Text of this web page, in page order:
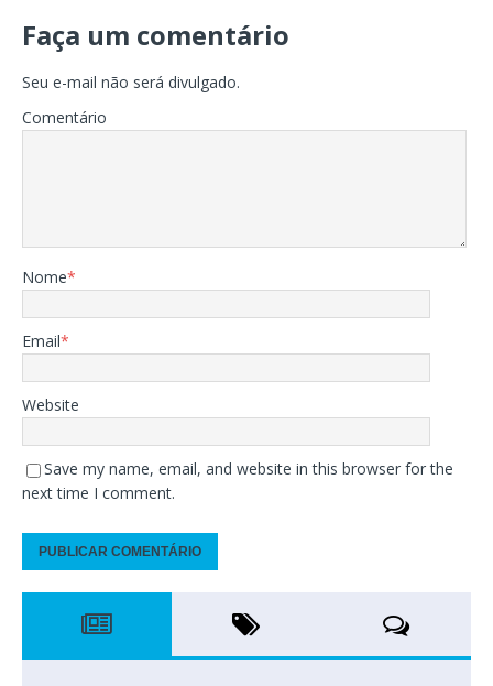
Faça um comentário
Seu e-mail não será divulgado.
Comentário
Nome*
Email*
Website
Save my name, email, and website in this browser for the
next time I comment.